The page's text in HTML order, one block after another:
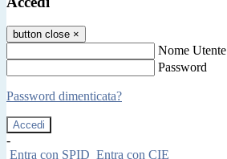
button close ×
Nome Utente
Password
Password dimenticata?
-
Entra con SPID Entra con CIE